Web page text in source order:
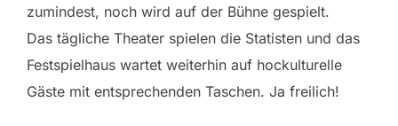
zumindest, noch wird auf der Bühne gespielt.
Das tägliche Theater spielen die Statisten und das
Festspielhaus wartet weiterhin auf hockulturelle
Gäste mit entsprechenden Taschen. Ja freilich!